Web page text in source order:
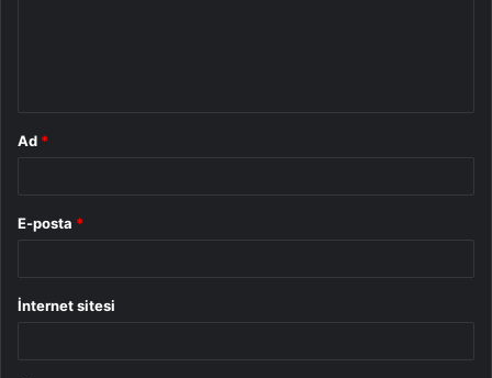
Ad *
E-posta *
İnternet sitesi